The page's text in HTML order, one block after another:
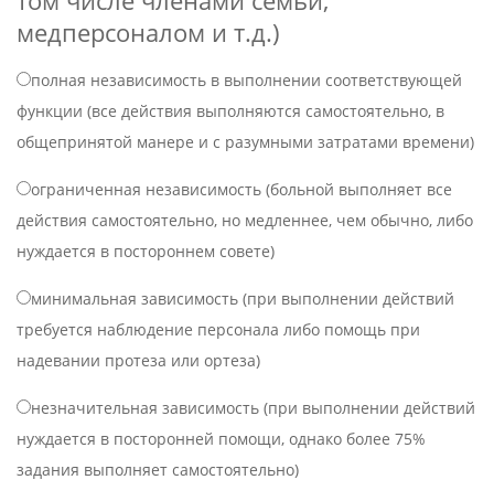
медперсоналом и т.д.)
полная независимость в выполнении соответствующей
функции (все действия выполняются самостоятельно, в
общепринятой манере и с разумными затратами времени)
ограниченная независимость (больной выполняет все
действия самостоятельно, но медленнее, чем обычно, либо
нуждается в постороннем совете)
минимальная зависимость (при выполнении действий
требуется наблюдение персонала либо помощь при
надевании протеза или ортеза)
незначительная зависимость (при выполнении действий
нуждается в посторонней помощи, однако более 75%
задания выполняет самостоятельно)